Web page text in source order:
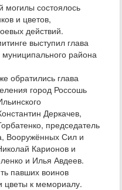
могилы состоялось
и цветов,
действий.
выступил глава
района
обратились глава
город Россошь
Деркачев,
председатель
Вооружённых Сил и
Карионов и
и Илья Авдеев.
павших воинов
цветы к мемориалу.